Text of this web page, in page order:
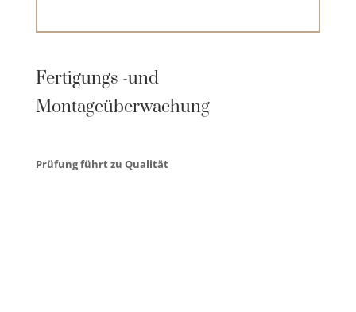
Fertigungs -und
Montageüberwachung
Prüfung führt zu Qualität